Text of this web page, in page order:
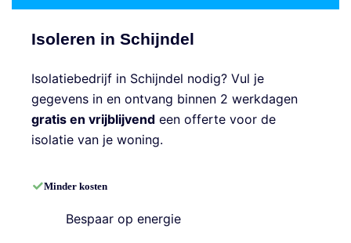
Isoleren in Schijndel
Isolatiebedrijf in Schijndel nodig? Vul je
gegevens in en ontvang binnen 2 werkdagen
gratis en vrijblijvend een offerte voor de
isolatie van je woning.
Minder kosten
Bespaar op energie